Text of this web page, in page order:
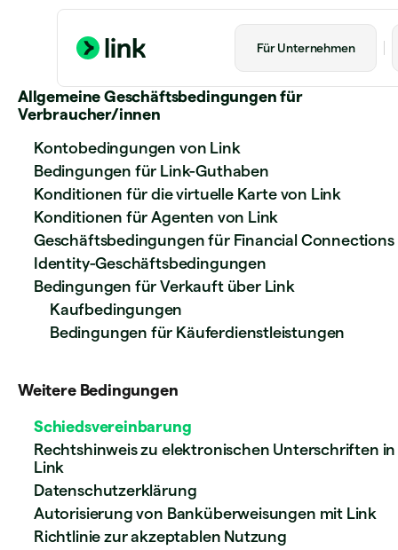
Für Unternehmen
Allgemeine Geschäftsbedingungen für
Verbraucher/innen
Kontobedingungen von Link
Bedingungen für Link-Guthaben
Konditionen für die virtuelle Karte von Link
Konditionen für Agenten von Link
Geschäftsbedingungen für Financial Connections
Identity-Geschäftsbedingungen
Bedingungen für Verkauft über Link
Kaufbedingungen
Bedingungen für Käuferdienstleistungen
Weitere Bedingungen
Schiedsvereinbarung
Rechtshinweis zu elektronischen Unterschriften in
Link
Datenschutzerklärung
Autorisierung von Banküberweisungen mit Link
Richtlinie zur akzeptablen Nutzung